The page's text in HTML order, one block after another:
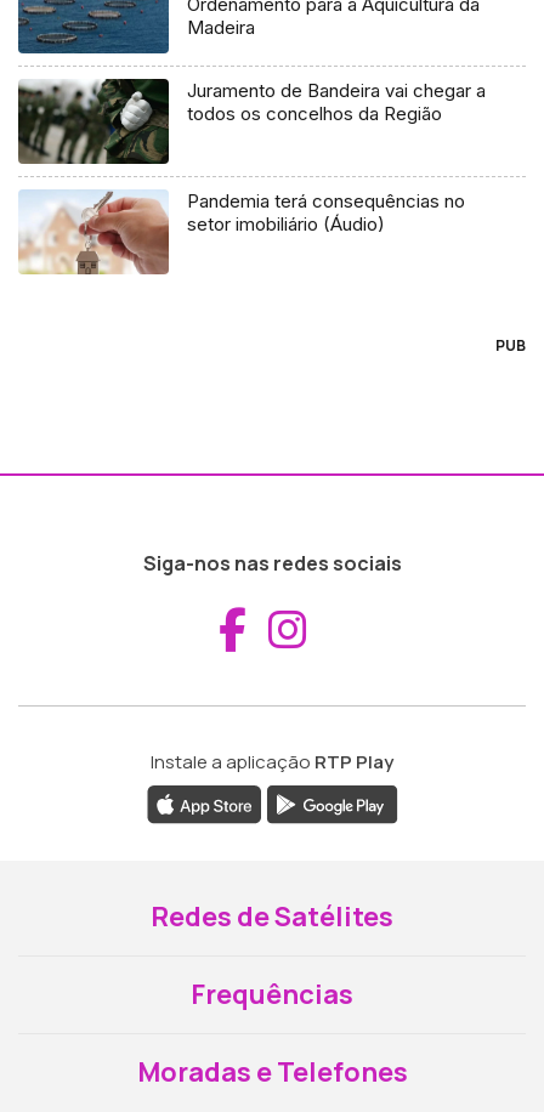
Madeira
Juramento de Bandeira vai chegar a
todos os concelhos da Região
Pandemia terá consequências no
setor imobiliário (Áudio)
PUB
Siga-nos nas redes sociais
Aceder ao
Instale a aplicação RTP Play
Redes de Satélites
Frequências
Moradas e Telefones